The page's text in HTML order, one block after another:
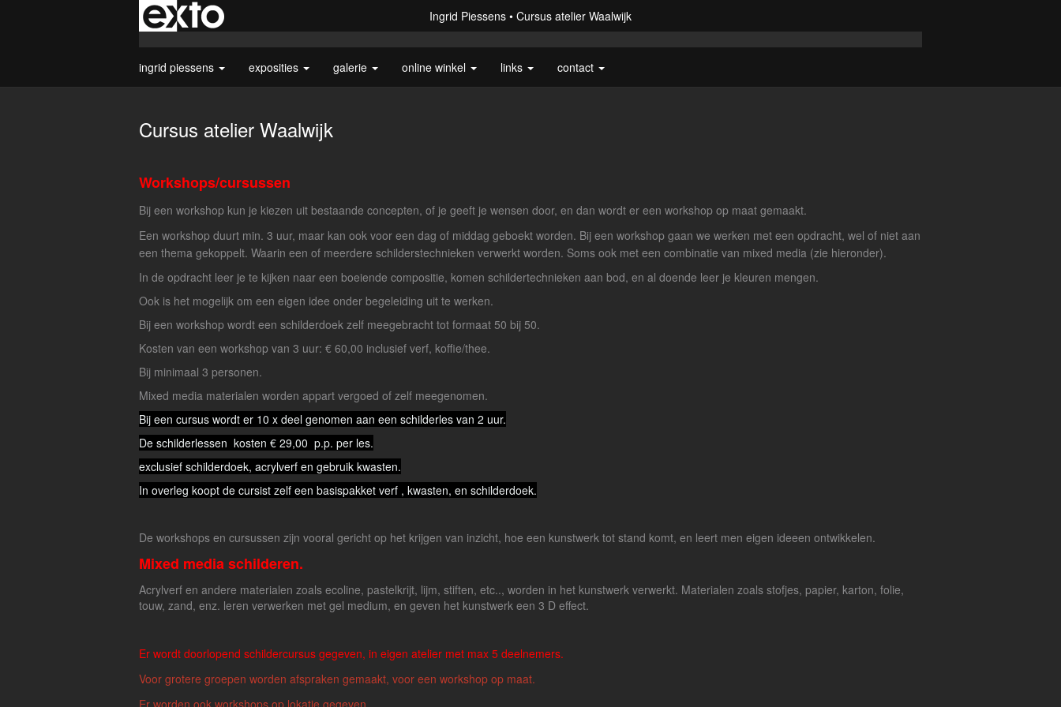
Ingrid Piessens Cursus atelier Waalwijk
ingrid piessens exposities galerie online winkel links contact
Cursus atelier Waalwijk
Workshops/cursussen
Bij een workshop kun je kiezen uit bestaande concepten, of je geeft je wensen door, en dan wordt er een workshop op maat gemaakt.
Een workshop duurt min. 3 uur, maar kan ook voor een dag of middag geboekt worden. Bij een workshop gaan we werken met een opdracht, wel of niet aan
een thema gekoppelt. Waarin een of meerdere schilderstechnieken verwerkt worden. Soms ook met een combinatie van mixed media (zie hieronder).
In de opdracht leer je te kijken naar een boeiende compositie, komen schildertechnieken aan bod, en al doende leer je kleuren mengen.
Ook is het mogelijk om een eigen idee onder begeleiding uit te werken.
Bij een workshop wordt een schilderdoek zelf meegebracht tot formaat 50 bij 50.
Kosten van een workshop van 3 uur: € 60,00 inclusief verf, koffie/thee.
Bij minimaal 3 personen.
Mixed media materialen worden appart vergoed of zelf meegenomen.
Bij een cursus wordt er 10 x deel genomen aan een schilderles van 2 uur.
De schilderlessen kosten € 29,00 p.p. per les.
exclusief schilderdoek, acrylverf en gebruik kwasten.
In overleg koopt de cursist zelf een basispakket verf , kwasten, en schilderdoek.
De workshops en cursussen zijn vooral gericht op het krijgen van inzicht, hoe een kunstwerk tot stand komt, en leert men eigen ideeen ontwikkelen.
Mixed media schilderen.
Acrylverf en andere materialen zoals ecoline, pastelkrijt, lijm, stiften, etc.., worden in het kunstwerk verwerkt. Materialen zoals stofjes, papier, karton, folie,
touw, zand, enz. leren verwerken met gel medium, en geven het kunstwerk een 3 D effect.
Er wordt doorlopend schildercursus gegeven, in eigen atelier met max 5 deelnemers.
Voor grotere groepen worden afspraken gemaakt, voor een workshop op maat.
Er worden ook workshops op lokatie gegeven.